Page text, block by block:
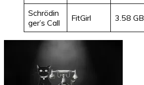
Schrödin
ger’s Call
FitGirl 3.58 GB